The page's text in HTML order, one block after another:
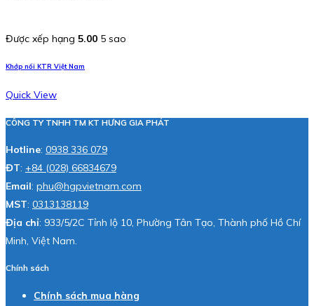
Được xếp hạng 5.00 5 sao
Khớp nối KTR Việt Nam
Quick View
CÔNG TY TNHH TM KT HƯNG GIA PHÁT
Hotline: 0938 336 079
ĐT: +84 (028) 66834679
Email: phu@hgpvietnam.com
MST: 0313138119
Địa chỉ: 933/5/2C Tỉnh lộ 10, Phường Tân Tạo, Thành phố Hồ Chí
Minh, Việt Nam.
Chính sách
Chính sách mua hàng